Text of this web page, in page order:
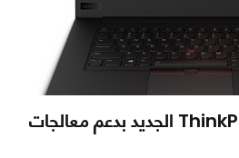
لينوفو تعلن عن ThinkPad P1 الجديد بدعم معالجات